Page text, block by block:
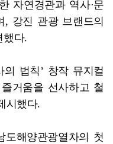
자연경관과 역사·문
, 강진 관광 브랜드의
했다.
법칙’ 창작 뮤지컬
거움을 선사하고 철
시했다.
도해양관광열차의 첫